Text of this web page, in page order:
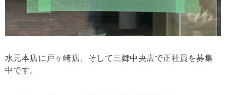
水元本店に戸ヶ崎店、そして三郷中央店で正社員を募集
中です。